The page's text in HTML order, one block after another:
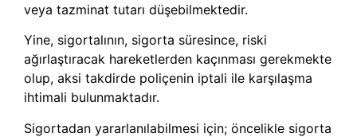
veya tazminat tutarı düşebilmektedir.
Yine, sigortalının, sigorta süresince, riski
ağırlaştıracak hareketlerden kaçınması gerekmekte
olup, aksi takdirde poliçenin iptali ile karşılaşma
ihtimali bulunmaktadır.
Sigortadan yararlanılabilmesi için; öncelikle sigorta